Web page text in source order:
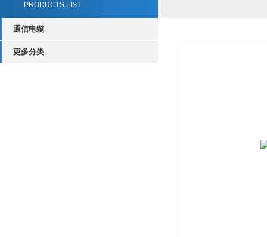
PRODUCTS LIST
通信电缆
更多分类